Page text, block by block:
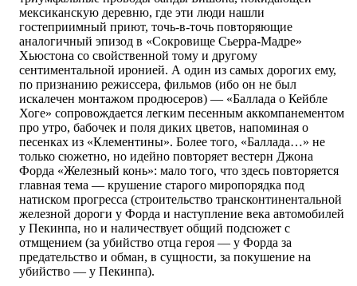
мексиканскую деревню, где эти люди нашли
гостеприимный приют, точь-в-точь повторяющие
аналогичный эпизод в «Сокровище Сьерра-Мадре»
Хьюстона со свойственной тому и другому
сентиментальной иронией. А один из самых дорогих ему,
по признанию режиссера, фильмов (ибо он не был
искалечен монтажом продюсеров) — «Баллада о Кейбле
Хоге» сопровождается легким песенным аккомпанементом
про утро, бабочек и поля диких цветов, напоминая о
песенках из «Клементины». Более того, «Баллада…» не
только сюжетно, но идейно повторяет вестерн Джона
Форда «Железный конь»: мало того, что здесь повторяется
главная тема — крушение старого миропорядка под
натиском прогресса (строительство трансконтинентальной
железной дороги у Форда и наступление века автомобилей
у Пекинпа, но и наличествует общий подсюжет с
отмщением (за убийство отца героя — у Форда за
предательство и обман, в сущности, за покушение на
убийство — у Пекинпа).